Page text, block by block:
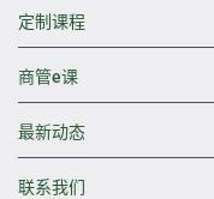
定制课程
商管e课
最新动态
联系我们